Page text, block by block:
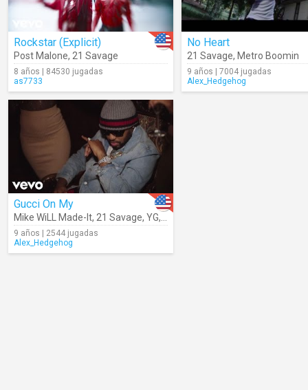
Rockstar (Explicit)
Post Malone, 21 Savage
8 años | 84530 jugadas
as7733
No Heart
21 Savage, Metro Boomin
9 años | 7004 jugadas
Alex_Hedgehog
Gucci On My
Mike WiLL Made-It, 21 Savage, YG,
9 años | 2544 jugadas
Alex_Hedgehog